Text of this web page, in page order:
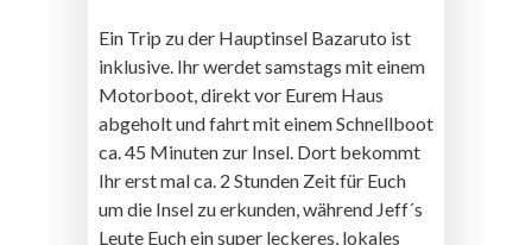
Ein Trip zu der Hauptinsel Bazaruto ist
inklusive. Ihr werdet samstags mit einem
Motorboot, direkt vor Eurem Haus
abgeholt und fahrt mit einem Schnellboot
ca. 45 Minuten zur Insel. Dort bekommt
Ihr erst mal ca. 2 Stunden Zeit für Euch
um die Insel zu erkunden, während Jeff´s
Leute Euch ein super leckeres, lokales